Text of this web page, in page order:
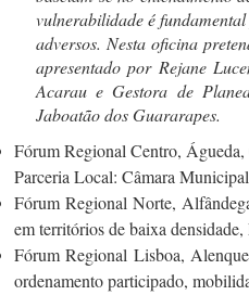
vulnerabilidade é
adversos. Nesta oficina
apresentado por Rejane
Acarau e Gestora de
Jaboatão dos Guararapes.
Fórum Regional Centro,
Parceria Local: Câmara
Fórum Regional Norte,
em territórios de baixa
Fórum Regional Lisboa,
ordenamento participado,